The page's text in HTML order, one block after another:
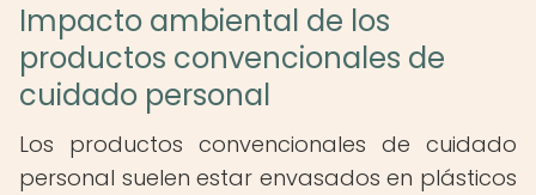
Impacto ambiental de los
productos convencionales de
cuidado personal
Los productos convencionales de cuidado
personal suelen estar envasados en plásticos